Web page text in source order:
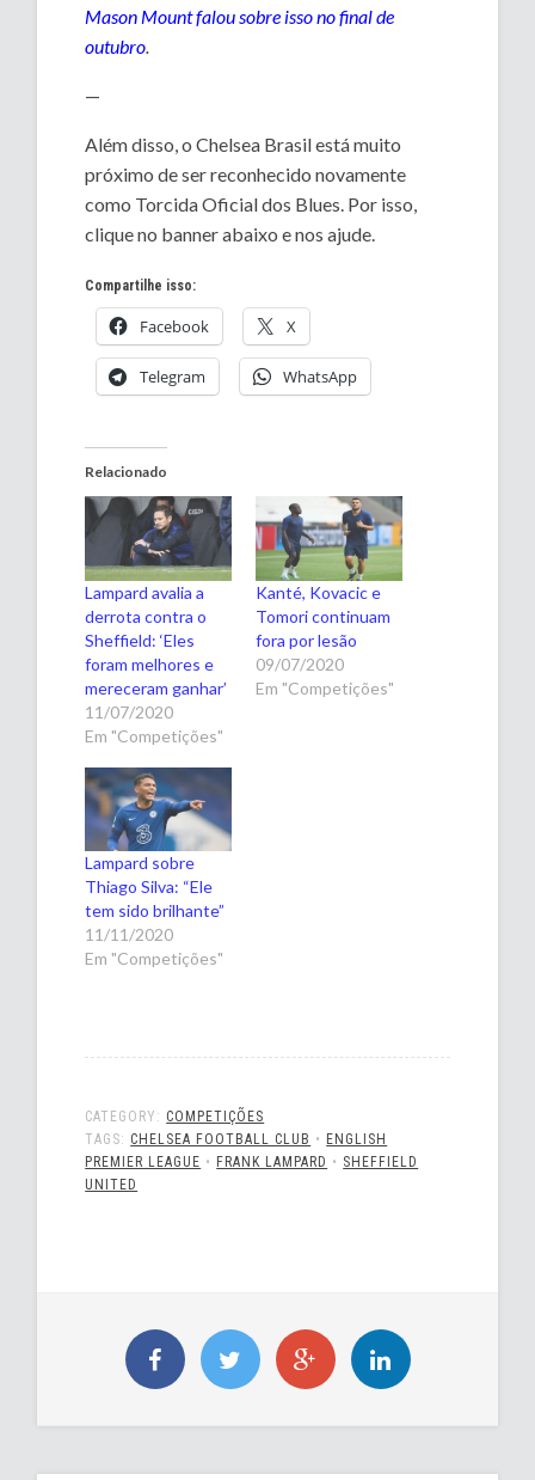
Mason Mount falou sobre isso no final de
outubro.
—
Além disso, o Chelsea Brasil está muito
próximo de ser reconhecido novamente
como Torcida Oficial dos Blues. Por isso,
clique no banner abaixo e nos ajude.
Compartilhe isso:
Facebook X
Telegram WhatsApp
Relacionado
Lampard avalia a
derrota contra o
Sheffield: ‘Eles
foram melhores e
mereceram ganhar’
11/07/2020
Em "Competições"
Kanté, Kovacic e
Tomori continuam
fora por lesão
09/07/2020
Em "Competições"
Lampard sobre
Thiago Silva: “Ele
tem sido brilhante”
11/11/2020
Em "Competições"
CATEGORY: COMPETIÇÕES
TAGS: CHELSEA FOOTBALL CLUB • ENGLISH
PREMIER LEAGUE • FRANK LAMPARD • SHEFFIELD
UNITED